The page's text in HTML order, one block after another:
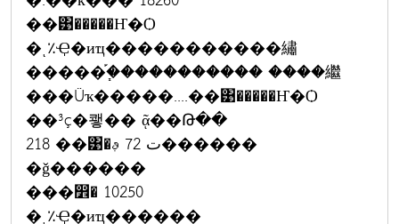
��͹�����Ҥ�Ѻ
�ͺ٪Ҿ�иҵ�����������繡
�����֡�֧���������� ����繼
���Ũҡ�����....��͹�����Ҥ�Ѻ
��³ç�쾧�� ᾷ��Թ��
218 ��͹�ت 72 ࢵ������
�ǧ������
���෾� 10250
�ͺ٪Ҿ�иҵ������